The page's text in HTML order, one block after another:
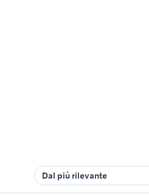
Dal più rilevante